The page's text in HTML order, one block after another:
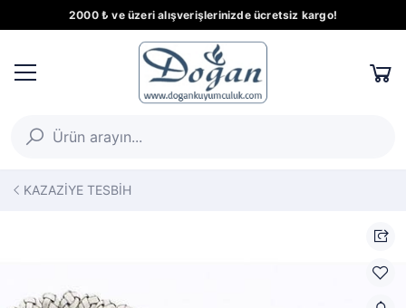
2000 ₺ ve üzeri alışverişlerinizde ücretsiz kargo!
KAZAZİYE TESBİH